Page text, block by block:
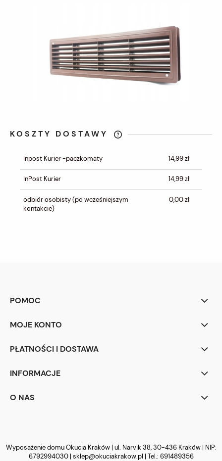
KOSZTY DOSTAWY
KOSZTÓW PŁATNOŚCI
Inpost Kurier -paczkomaty 14,99 zł
InPost Kurier 14,99 zł
odbiór osobisty(po wcześniejszym
kontakcie)
0,00 zł
POMOC
MOJE KONTO
PŁATNOŚCI I DOSTAWA
INFORMACJE
O NAS
Wyposażenie domu Okucia Kraków | ul. Narvik 38, 30-436 Kraków | NIP:
6792994030 | sklep@okuciakrakow.pl | Tel.: 691489356